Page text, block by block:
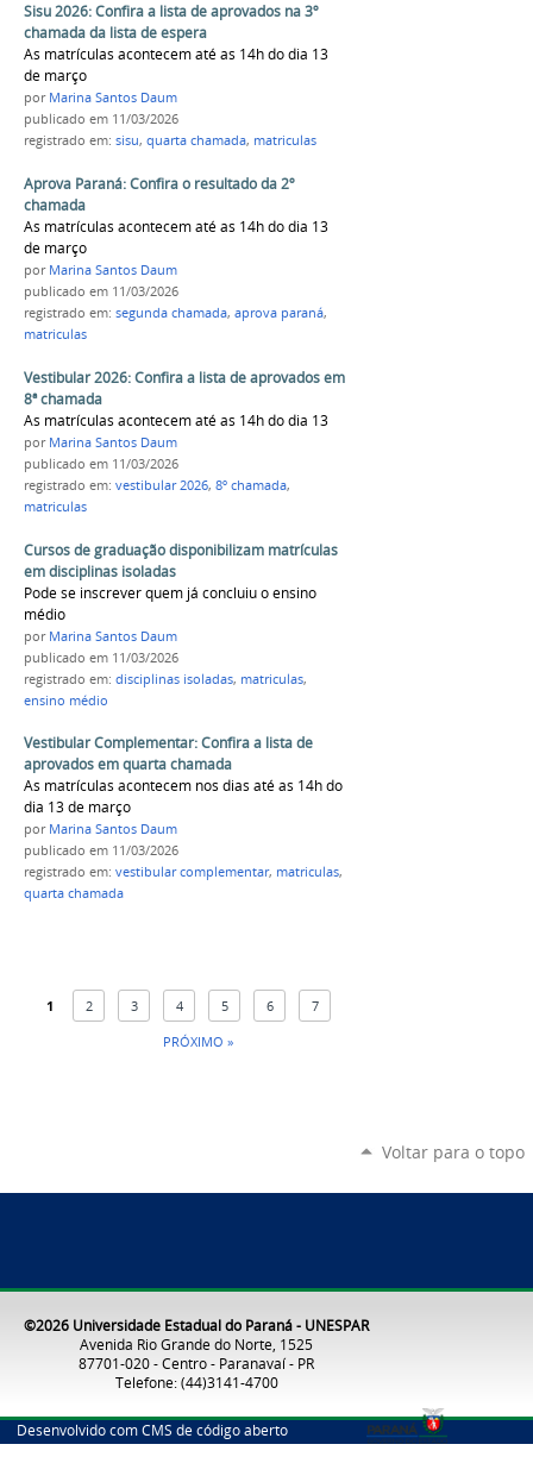
Sisu 2026: Confira a lista de aprovados na 3º
chamada da lista de espera
As matrículas acontecem até as 14h do dia 13
de março
por Marina Santos Daum
publicado em 11/03/2026
registrado em: sisu, quarta chamada, matriculas
Aprova Paraná: Confira o resultado da 2º
chamada
As matrículas acontecem até as 14h do dia 13
de março
por Marina Santos Daum
publicado em 11/03/2026
registrado em: segunda chamada, aprova paraná,
matriculas
Vestibular 2026: Confira a lista de aprovados em
8ª chamada
As matrículas acontecem até as 14h do dia 13
por Marina Santos Daum
publicado em 11/03/2026
registrado em: vestibular 2026, 8º chamada,
matriculas
Cursos de graduação disponibilizam matrículas
em disciplinas isoladas
Pode se inscrever quem já concluiu o ensino
médio
por Marina Santos Daum
publicado em 11/03/2026
registrado em: disciplinas isoladas, matriculas,
ensino médio
Vestibular Complementar: Confira a lista de
aprovados em quarta chamada
As matrículas acontecem nos dias até as 14h do
dia 13 de março
por Marina Santos Daum
publicado em 11/03/2026
registrado em: vestibular complementar, matriculas,
quarta chamada
1 2 3 4 5 6
7
PRÓXIMO »
Voltar para o topo
©2026 Universidade Estadual do Paraná - UNESPAR
Avenida Rio Grande do Norte, 1525
87701-020 - Centro - Paranavaí - PR
Telefone: (44)3141-4700
Desenvolvido com CMS de código aberto